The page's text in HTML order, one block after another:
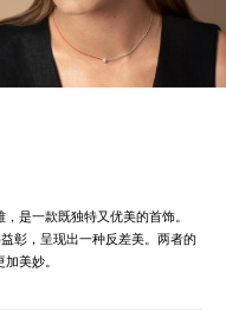
是一款既独特又优美的首饰。
彰，呈现出一种反差美。两者的
美妙。